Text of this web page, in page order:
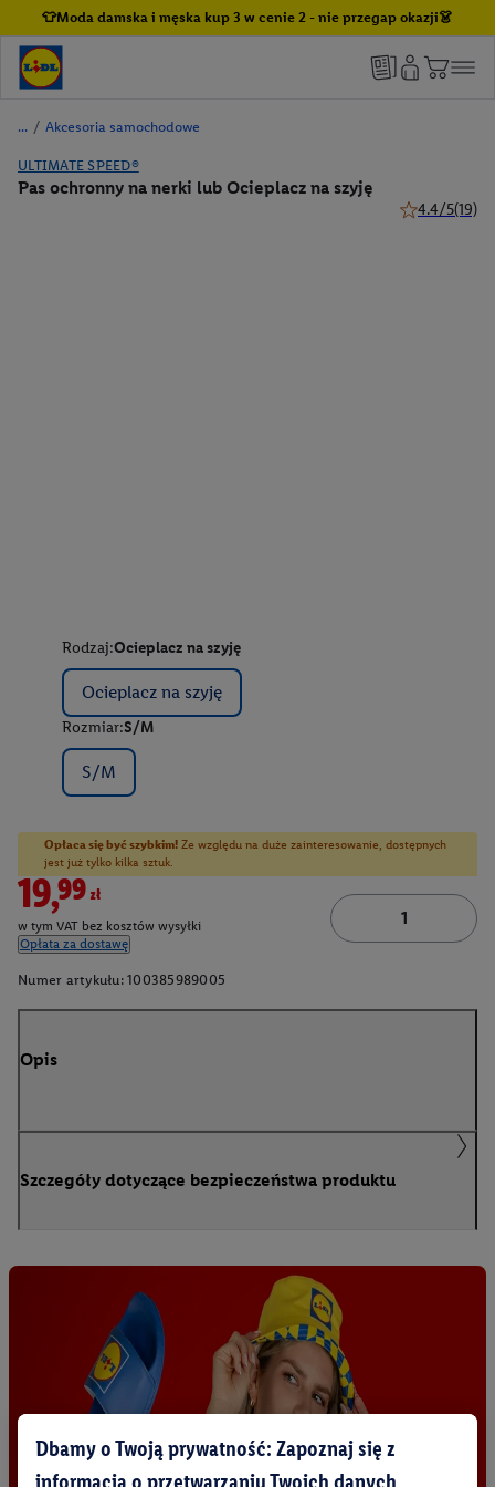
👕Moda damska i męska kup 3 w cenie 2 - nie przegap okazji👗
/ Akcesoria samochodowe
ULTIMATE SPEED®
Pas ochronny na nerki lub Ocieplacz na szyję
4.4/5(19)
Rodzaj:Ocieplacz na szyję
Ocieplacz na szyję
Rozmiar:S/M
S/M
Opłaca się być szybkim! Ze względu na duże zainteresowanie, dostępnych
jest już tylko kilka sztuk.
19,99zł
w tym VAT bez kosztów wysyłki
Opłata za dostawę
Numer artykułu: 100385989005
Opis
Szczegóły dotyczące bezpieczeństwa produktu
Dbamy o Twoją prywatność: Zapoznaj się z
informacją o przetwarzaniu Twoich danych